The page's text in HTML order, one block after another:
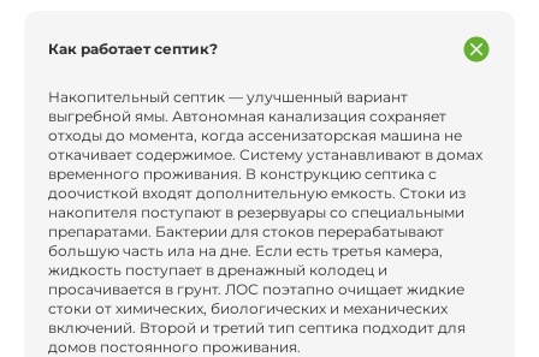
Как работает септик?
Накопительный септик — улучшенный вариант
выгребной ямы. Автономная канализация сохраняет
отходы до момента, когда ассенизаторская машина не
откачивает содержимое. Систему устанавливают в домах
временного проживания. В конструкцию септика с
доочисткой входят дополнительную емкость. Стоки из
накопителя поступают в резервуары со специальными
препаратами. Бактерии для стоков перерабатывают
большую часть ила на дне. Если есть третья камера,
жидкость поступает в дренажный колодец и
просачивается в грунт. ЛОС поэтапно очищает жидкие
стоки от химических, биологических и механических
включений. Второй и третий тип септика подходит для
домов постоянного проживания.